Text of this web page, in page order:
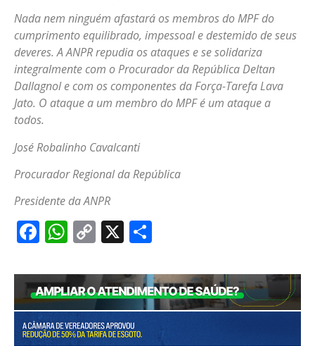
Nada nem ninguém afastará os membros do MPF do
cumprimento equilibrado, impessoal e destemido de seus
deveres. A ANPR repudia os ataques e se solidariza
integralmente com o Procurador da República Deltan
Dallagnol e com os componentes da Força-Tarefa Lava
Jato. O ataque a um membro do MPF é um ataque a
todos.
José Robalinho Cavalcanti
Procurador Regional da República
Presidente da ANPR
Facebook
WhatsApp
Copy
X